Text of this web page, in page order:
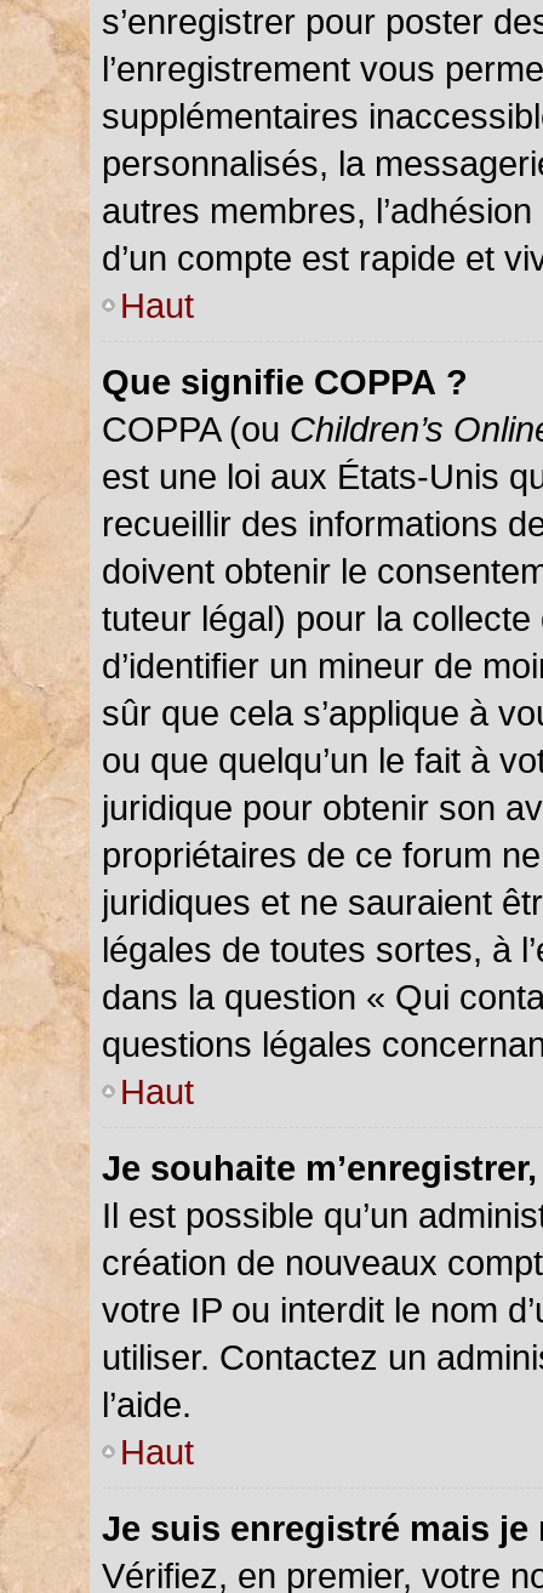
s’enregistrer pour poster
l’enregistrement vous
supplémentaires
personnalisés, la
autres membres,
d’un compte est rapide et
Haut
Que signifie COPPA ?
COPPA (ou Children’s
est une loi aux États-Unis
recueillir des informations
doivent obtenir le
tuteur légal) pour la
d’identifier un mineur de
sûr que cela s’applique à
ou que quelqu’un le fait à
juridique pour obtenir son
propriétaires de ce forum
juridiques et ne sauraient
légales de toutes sortes, à
dans la question « Qui
questions légales
Haut
Je souhaite
Il est possible qu’un
création de nouveaux
votre IP ou interdit le nom
utiliser. Contactez un
l’aide.
Haut
Je suis enregistré mais
Vérifiez, en premier, votre